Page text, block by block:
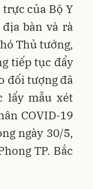
của Bộ Y
bàn và rà
Thủ tướng,
tiếp tục đẩy
đối tượng đã
lấy mẫu xét
COVID-19
ngày 30/5,
TP. Bắc